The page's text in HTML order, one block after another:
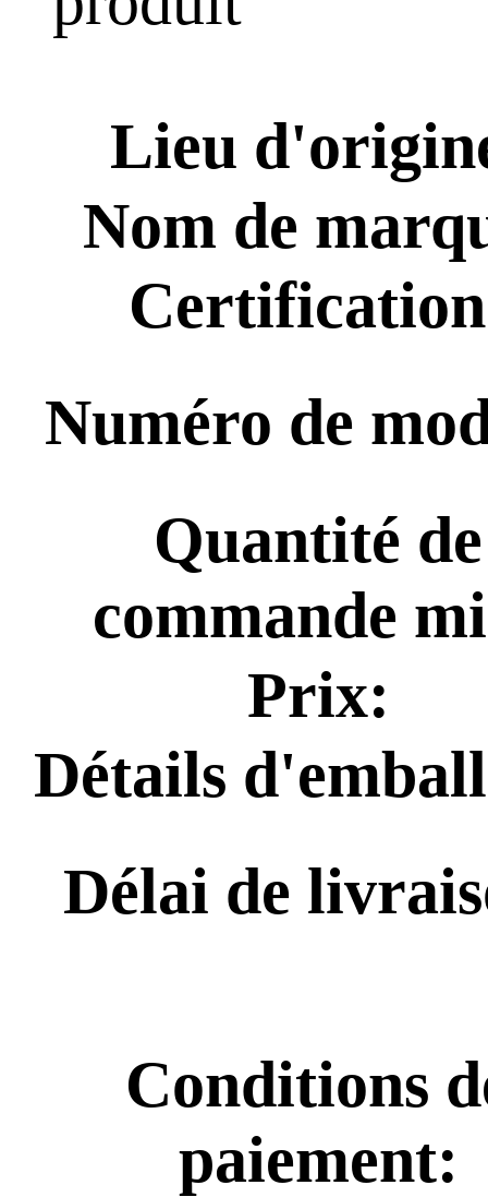
Lieu
Nom de
Numéro de
Quantité de
commande
Prix:
Détails
Délai de
Conditions
paiement: